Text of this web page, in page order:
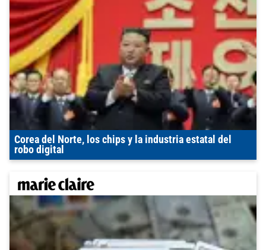
Corea del Norte, los chips y la industria estatal del
robo digital